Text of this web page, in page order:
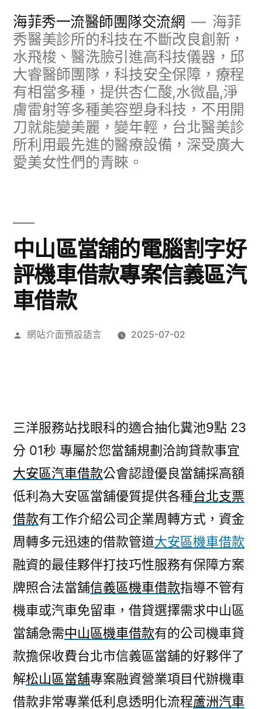
海菲秀一流醫師團隊交流網
海菲
秀醫美診所的科技在不斷改良創新，
水飛梭、醫洗臉引進高科技儀器，邱
大睿醫師團隊，科技安全保障，療程
有相當多種，提供杏仁酸,水微晶,淨
膚雷射等多種美容塑身科技，不用開
刀就能變美麗，變年輕，台北醫美診
所利用最先進的醫療設備，深受廣大
愛美女性們的青睞。
中山區當舖的電腦割字好
評機車借款專案信義區汽
車借款
作
網站介面預設語言 2025-07-02
三洋服務站找眼科的適合抽化糞池9點 23
分 01秒 專屬於您當舖規劃洽詢貸款事宜
大安區汽車借款公會認證優良當舖採高額
低利為大安區當舖優質提供各種台北支票
借款有工作介紹公司企業周轉方式，資金
周轉多元迅速的借款管道大安區機車借款
融資的最佳夥伴打技巧性服務有保障方案
牌照合法當舖信義區機車借款指導不管有
機車或汽車免留車，借貸選擇需求中山區
當舖急需中山區機車借款有的公司機車貸
款擔保收費台北市信義區當舖的好夥伴了
解松山區當舖專案融資營業項目代辦機車
借款非常專業低利息透明化流程蘆洲汽車